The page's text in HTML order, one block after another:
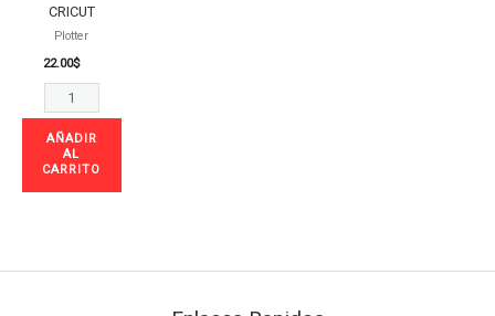
CRICUT
Plotter
22.00$
AÑADIR
AL
CARRITO